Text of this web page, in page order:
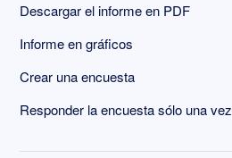
Descargar el informe en PDF
Informe en gráficos
Crear una encuesta
Responder la encuesta sólo una vez